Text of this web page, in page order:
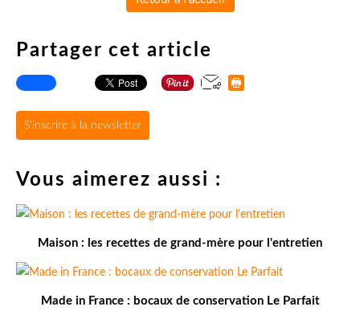
Partager cet article
S'inscrire à la newsletter
Vous aimerez aussi :
Maison : les recettes de grand-mère pour l'entretien
Made in France : bocaux de conservation Le Parfait